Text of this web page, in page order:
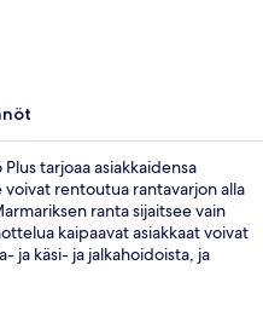
tarjoaa asiakkaidensa
voivat rentoutua rantavarjon alla
ranta sijaitsee vain
kaipaavat asiakkaat voivat
ja käsi- ja jalkahoidoista, ja
saat baarista/loungesta.